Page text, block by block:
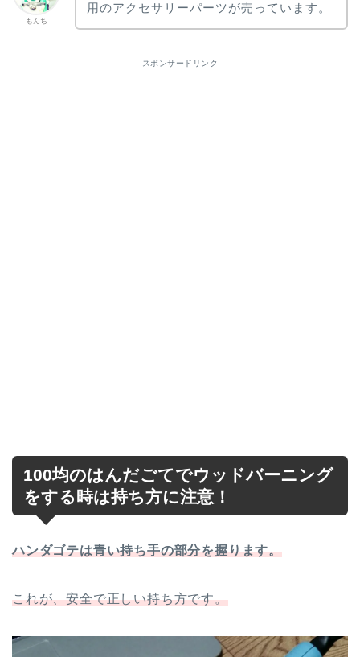
もんち
用のアクセサリーパーツが売っています。
スポンサードリンク
100均のはんだごてでウッドバーニング
をする時は持ち方に注意！
ハンダゴテは青い持ち手の部分を握ります。
これが、安全で正しい持ち方です。